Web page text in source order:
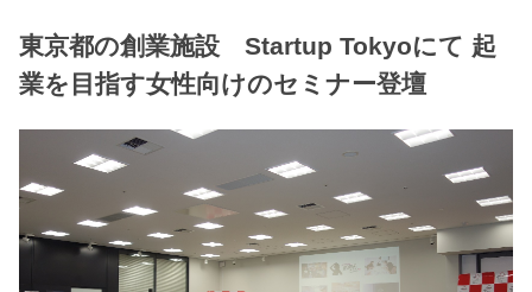
東京都の創業施設 Startup Tokyoにて 起
業を目指す女性向けのセミナー登壇